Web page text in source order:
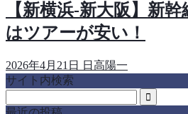
【新横浜-新大阪】新幹
はツアーが安い！
2026年4月21日
日高陽一
サイト内検索